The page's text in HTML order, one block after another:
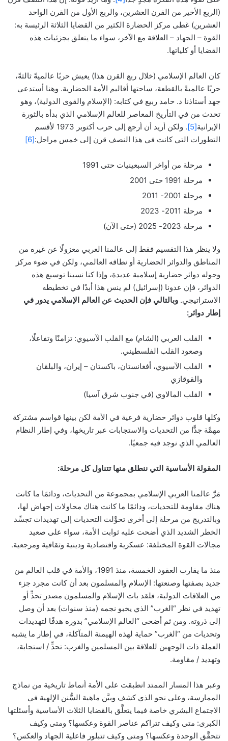
(الربع الأخير من القرن العشرين، والربع الأول من القرن الواحد
العشرين) غطى مركز الحضارة الكثير من القضايا الثلاثة الرئيسة به:
القوة – الجهاد – العلاقة مع الآخر، سواء ما يتعلق بجزئيات هذه
القضايا أو كلياتها.
كان العالم الإسلامي (خلال ربع القرن هذا) يعيش حربًا عالميةً ثالثةً،
حربًا عالميةً بالقطعة، ساحتها أقاليم الأمة الحضارية. وهنا أستدعي
جهد أستاذنا د. حامد ربيع في كتابه: (الإسلام والقوى الدولية)، وهو
تحدث من في التأريخ المعاصر للعالم الإسلامي الذي بدأه بالثورة
الإيرانية[5]
. ولكن أريد أن أرجع إلى حرب أكتوبر 1973 لأقسم
التطورات التي كانت في هذا النصف قرن إلى خمس مراحل:[6]
مرحلة من أواخر السبعينيات حتى 1991
مرحلة 1991 حتى 2001
مرحلة 2001- 2011
مرحلة 2011- 2023
مرحلة 2023- 2025 (حتى الآن)
ولا ينظر هذا التقسيم فقط إلى عالمنا العربي معزولًا عن غيره من
المناطق والدوائر الحضارية أو نطاقه العالمي، ولكن في ضوء مركز
وحوله دوائر حضارية إسلامية عديدة، وإذا كنا نسينا توسيع هذه
الدوائر، فإن عدونا (إسرائيل) لم ينس هذا أبدًا في تخطيطه
الاستراتيجي. وبالتالي فإن الحديث عن العالم الإسلامي يدور في
إطار دوائر:
القلب العربي (الشام) مع القلب الآسيوي: تزامنًا وتفاعلًا،
وصعود القلب الفلسطيني.
القلب الآسيوي، أفغانستان، باكستان – إيران، والبلقان
والقوقازي
القلب المالاوي (في جنوب شرق آسيا)
وكلها قلوب دوائر حضارية فرعية في الأمة لكن بينها قواسم مشتركة
مهمَّة جدًّا من التحديات والاستجابات عبر تاريخها، وفي إطار النظام
العالمي الذي نوجد فيه جمعيًا.
المقولة الأساسية التي ننطلق منها تتناول كل مرحلة:
مَرَّ عالمنا العربي الإسلامي بمجموعة من التحديات، ودائمًا ما كانت
هناك مقاومة للتحديات، ودائمًا ما كانت هناك محاولات إجهاض لها،
وبالتدريج من مرحلة إلى أخرى تحوَّلت التحديات إلى تهديدات تجسِّد
الخطر الشديد الذي أضحت عليه ثوابت الأمة، سواء على صعيد
مجالات القوة المختلفة: عسكرية واقتصادية ودينية وثقافية ومرجعية.
منذ ما يقارب العقود الخمسة، منذ 1991، والأمة في قلب العالم من
جديد بصفتها وصنعتها: الإسلام والمسلمون بعد أن كانت مجرد جزء
من العلاقات الدولية، فلقد بات الإسلام والمسلمون مصدر تحدٍّ أو
تهديد في نظر “الغرب” الذي يخبو نجمه (منذ سنوات) بعد أن وصل
إلى ذروته. ومن ثم أضحى “العالم الإسلامي” بدوره هدفًا لتهديدات
وتحديات من “الغرب” حماية لهذه الهيمنة المتآكلة، في إطار ما يشبه
العملة ذات الوجهين للعلاقة بين المسلمين والغرب: تحدٍّ / استجابة،
وتهديد / مقاومة.
وعبر هذا المسار الممتد انطبقت على الأمة أنماط تاريخية من نماذج
الممارسة، وعلى نحو الذي كشف وبيَّن ماهية السُّنن الإلهية في
الاجتماع البشري خاصة فيما يتعلَّق بالقضايا الثلاث الأساسية وأسئلتها
الكبرى: متى وكيف تتراكم عناصر القوة وعكسها؟ ومتى وكيف
تتحقَّق الوحدة وعكسها؟ ومتى وكيف تتبلور فاعلية الجهاد والعكس؟